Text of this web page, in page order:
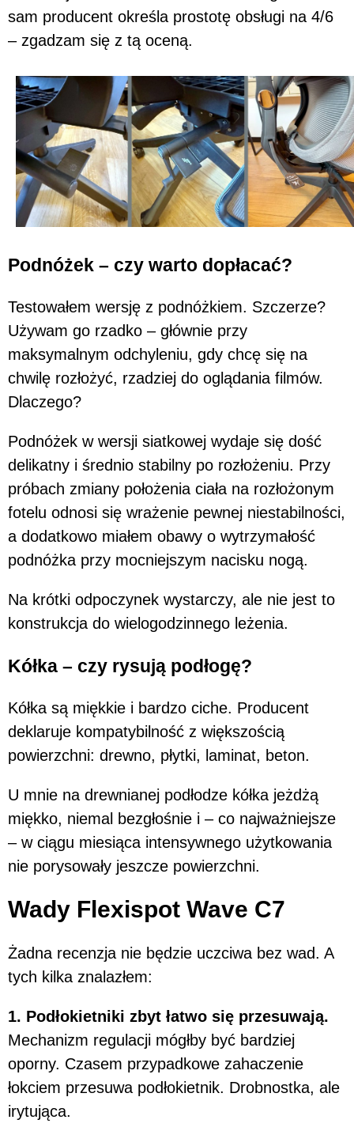
sam producent określa prostotę obsługi na 4/6
– zgadzam się z tą oceną.
Podnóżek – czy warto dopłacać?
Testowałem wersję z podnóżkiem. Szczerze?
Używam go rzadko – głównie przy
maksymalnym odchyleniu, gdy chcę się na
chwilę rozłożyć, rzadziej do oglądania filmów.
Dlaczego?
Podnóżek w wersji siatkowej wydaje się dość
delikatny i średnio stabilny po rozłożeniu. Przy
próbach zmiany położenia ciała na rozłożonym
fotelu odnosi się wrażenie pewnej niestabilności,
a dodatkowo miałem obawy o wytrzymałość
podnóżka przy mocniejszym nacisku nogą.
Na krótki odpoczynek wystarczy, ale nie jest to
konstrukcja do wielogodzinnego leżenia.
Kółka – czy rysują podłogę?
Kółka są miękkie i bardzo ciche. Producent
deklaruje kompatybilność z większością
powierzchni: drewno, płytki, laminat, beton.
U mnie na drewnianej podłodze kółka jeżdżą
miękko, niemal bezgłośnie i – co najważniejsze
– w ciągu miesiąca intensywnego użytkowania
nie porysowały jeszcze powierzchni.
Wady Flexispot Wave C7
Żadna recenzja nie będzie uczciwa bez wad. A
tych kilka znalazłem:
1. Podłokietniki zbyt łatwo się przesuwają.
Mechanizm regulacji mógłby być bardziej
oporny. Czasem przypadkowe zahaczenie
łokciem przesuwa podłokietnik. Drobnostka, ale
irytująca.